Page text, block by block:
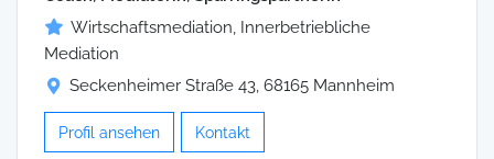
Wirtschaftsmediation, Innerbetriebliche
Mediation
Seckenheimer Straße 43, 68165 Mannheim
Profil ansehen Kontakt